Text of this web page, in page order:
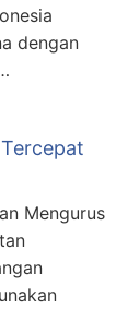
dengan
Mengurus